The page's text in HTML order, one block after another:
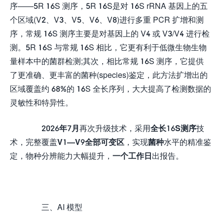
序——5R 16S 测序，5R 16S是对 16S rRNA 基因上的五
个区域(V2、V3、V5、V6、V8)进行多重 PCR 扩增和测
序，常规 16S 测序主要是对基因上的 V4 或 V3/V4 进行检
测。5R 16S 与常规 16S 相比，它更有利于低微生物生物
量样本中的菌群检测;其次，相比常规 16S 测序，它提供
了更准确、更丰富的菌种(species)鉴定，此方法扩增出的
区域覆盖约 68%的 16S 全长序列，大大提高了检测数据的
灵敏性和特异性。
2026年7月再次升级技术，采用全长16S测序技
术，完整覆盖V1—V9全部可变区 ，实现菌种水平的精准鉴
定，物种分辨能力大幅提升， 一个工作日出报告。
三、AI 模型